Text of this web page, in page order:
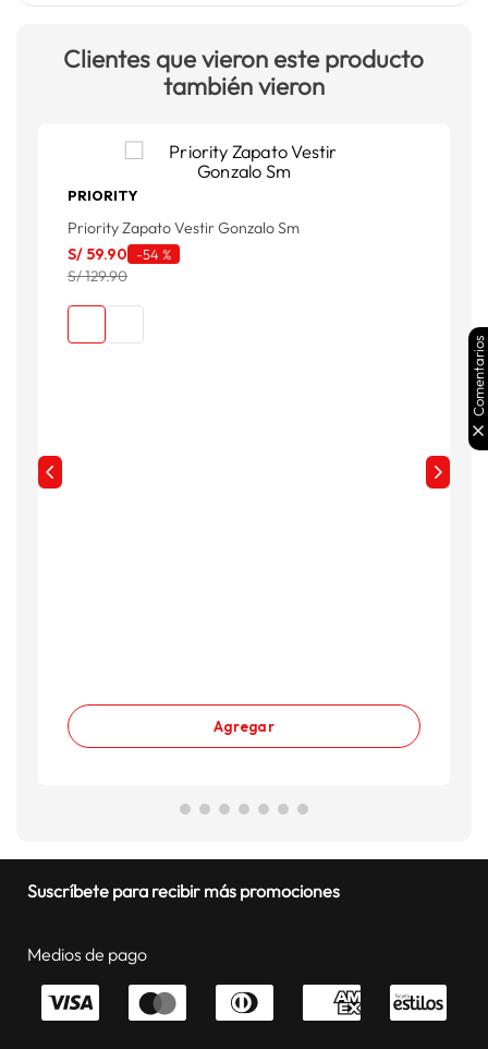
Clientes que vieron este producto
también vieron
PRIORITY
Priority Zapato Vestir Gonzalo Sm
S/ 59.90 -54 %
S/ 129.90
Agregar
Suscríbete para recibir más promociones
Medios de pago
Comentarios